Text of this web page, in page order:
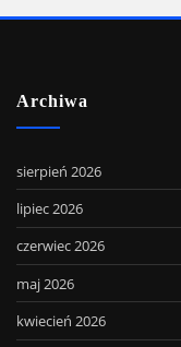
Archiwa
sierpień 2026
lipiec 2026
czerwiec 2026
maj 2026
kwiecień 2026